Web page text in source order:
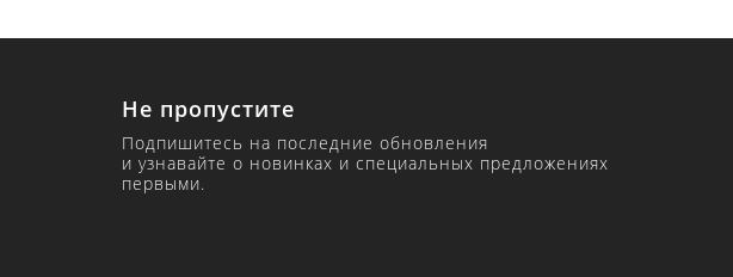
Не пропустите
Подпишитесь на последние обновления
и узнавайте о новинках и специальных предложениях
первыми.